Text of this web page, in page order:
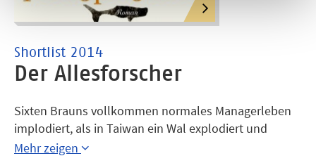
Shortlist 2014
Der Allesforscher
Sixten Brauns vollkommen normales Managerleben
implodiert, als in Taiwan ein Wal explodiert und
Sixten von einem Teil des Wal-Innenlebens k.o.
Mehr zeigen